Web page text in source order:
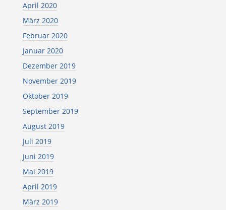
April 2020
März 2020
Februar 2020
Januar 2020
Dezember 2019
November 2019
Oktober 2019
September 2019
August 2019
Juli 2019
Juni 2019
Mai 2019
April 2019
März 2019